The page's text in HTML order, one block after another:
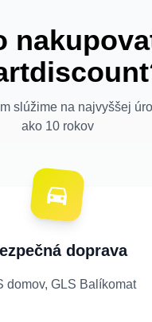
slúžime na najvyššej
ako 10 rokov
doprava
domov, GLS Balíkomat